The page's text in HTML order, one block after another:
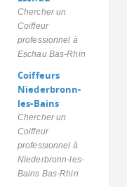
Chercher un
Coiffeur
professionnel à
Eschau Bas-Rhin
Coiffeurs
Niederbronn-
les-Bains
Chercher un
Coiffeur
professionnel à
Niederbronn-les-
Bains Bas-Rhin